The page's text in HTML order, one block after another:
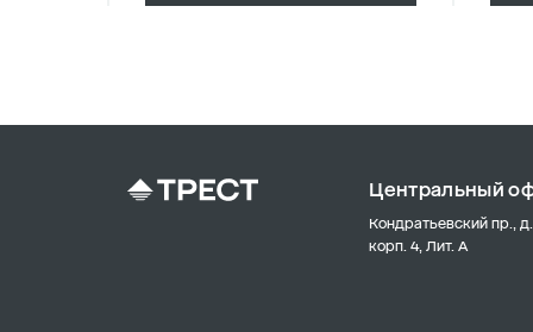
Центральный
Кондратьевский пр.,
корп. 4, Лит. А